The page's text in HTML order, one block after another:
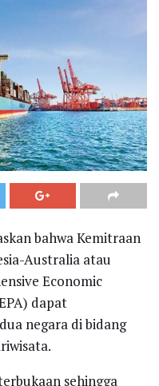
bahwa Kemitraan
Australia atau
Economic
dapat
negara di bidang
sehingga